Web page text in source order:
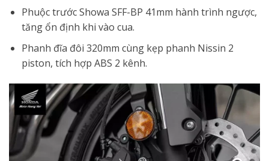
Phuộc trước Showa SFF-BP 41mm hành trình ngược,
tăng ổn định khi vào cua.
Phanh đĩa đôi 320mm cùng kẹp phanh Nissin 2
piston, tích hợp ABS 2 kênh.